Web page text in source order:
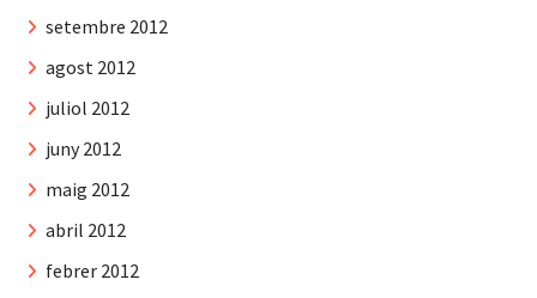
setembre 2012
agost 2012
juliol 2012
juny 2012
maig 2012
abril 2012
febrer 2012